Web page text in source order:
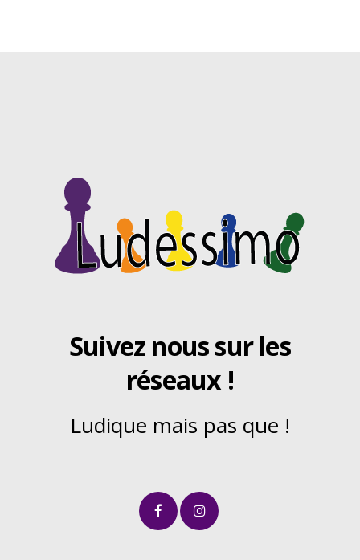
Suivez nous sur les
réseaux !
Ludique mais pas que !